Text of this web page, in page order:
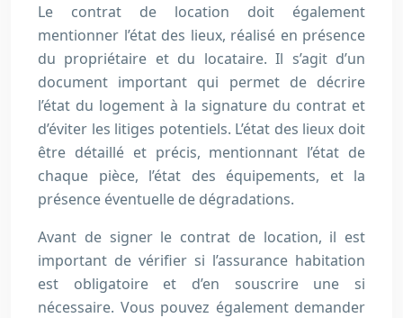
Le contrat de location doit également
mentionner l’état des lieux, réalisé en présence
du propriétaire et du locataire. Il s’agit d’un
document important qui permet de décrire
l’état du logement à la signature du contrat et
d’éviter les litiges potentiels. L’état des lieux doit
être détaillé et précis, mentionnant l’état de
chaque pièce, l’état des équipements, et la
présence éventuelle de dégradations.
Avant de signer le contrat de location, il est
important de vérifier si l’assurance habitation
est obligatoire et d’en souscrire une si
nécessaire. Vous pouvez également demander